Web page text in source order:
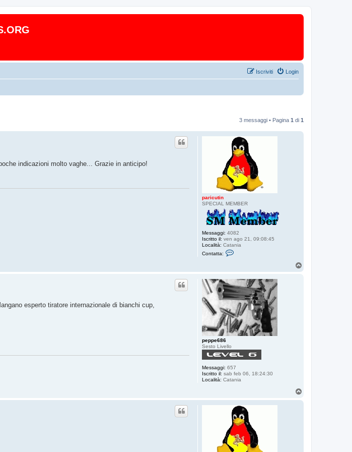
Login
Iscriviti
3 messaggi • Pagina 1 di 1
paricutin
SPECIAL MEMBER
Messaggi: 4082
Iscritto il: ven ago 21, 09:08:45
Località: Catania
Contatta:
t
t
a
p
a
r
i
c
u
t
indicazioni molto vaghe... Grazie in anticipo!
peppe686
Sesto Livello
Messaggi: 657
Iscritto il: sab feb 06, 18:24:30
Località: Catania
esperto tiratore internazionale di bianchi cup,